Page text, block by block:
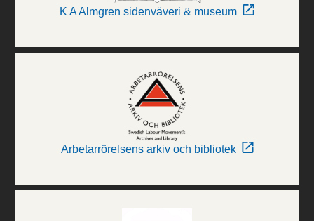
K A Almgren sidenväveri & museum
Arbetarrörelsens arkiv och bibliotek